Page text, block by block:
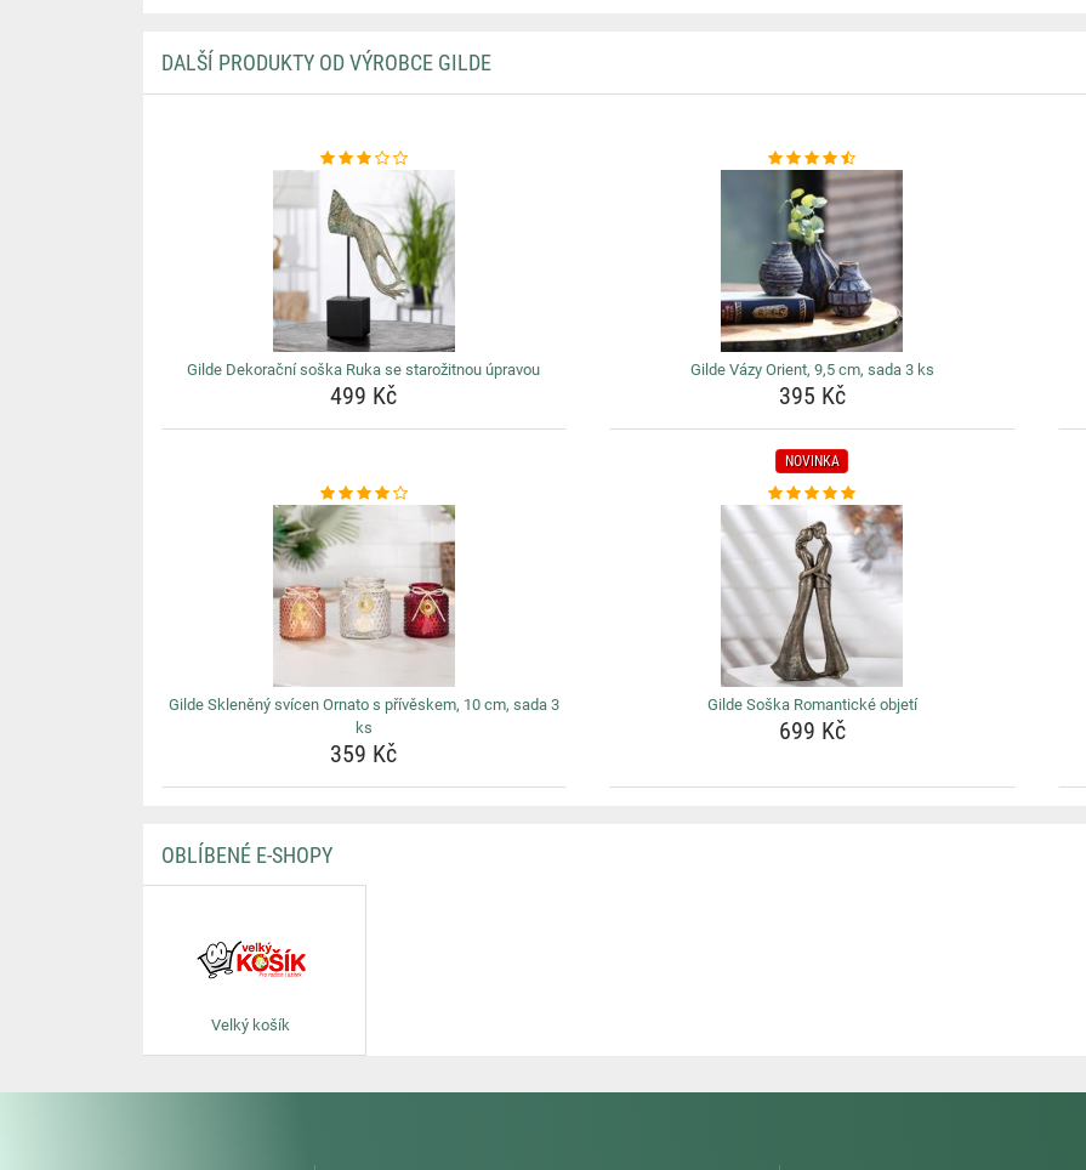
DALŠÍ PRODUKTY OD VÝROBCE GILDE
Gilde Dekorační soška Ruka se starožitnou úpravou
499 Kč
Gilde Vázy Orient, 9,5 cm, sada 3 ks
395 Kč
Gilde Skleněný svícen Ornato s přívěskem, 10 cm, sada 3
ks
359 Kč
NOVINKA
Gilde Soška Romantické objetí
699 Kč
OBLÍBENÉ E-SHOPY
Velký košík